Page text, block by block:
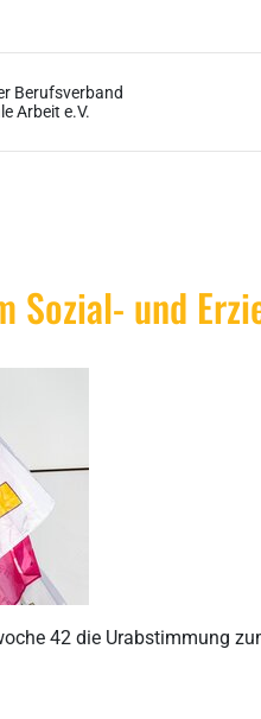
Berufsverband
Arbeit e.V.
Sozial- und
42 die Urabstimmung